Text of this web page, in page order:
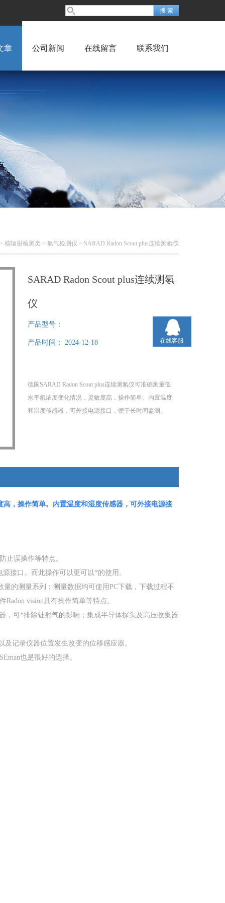
章 公司新闻 在线留言 联系我们
核辐射检测类 > 氡气检测仪 > SARAD Radon Scout plus连续测氡仪
SARAD Radon Scout plus连续测氡
仪
产品型号：
产品时间： 2024-12-18
德国SARAD Radon Scout plus连续测氡仪可准确测量低
水平氡浓度变化情况，灵敏度高，操作简单。内置温度
和湿度传感器，可外接电源接口，便于长时间监测。
，操作简单。内置温度和湿度传感器，可外接电源接
止误操作等特点。
接口。而此操作可以更可以*的使用。
的测量系列；测量数据均可使用PC下载，下载过程不
vision具有操作简单等特点。
可*排除钍射气的影响；集成半导体探头及高压收集器
记录仪器位置发生改变的位移感应器。
也是很好的选择。
在线客服